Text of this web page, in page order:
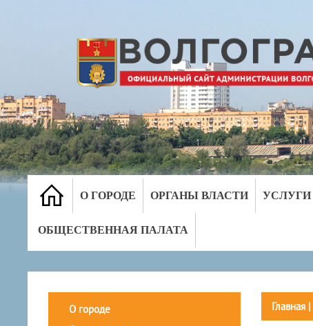
О ГОРОДЕ ОРГАНЫ ВЛАСТИ УСЛУГИ
ОБЩЕСТВЕННАЯ ПАЛАТА
О городе
Главная|